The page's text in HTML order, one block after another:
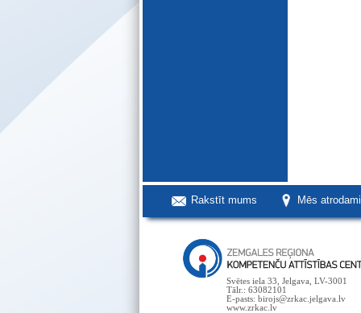
Rakstīt mums Mēs
Svētes iela 33, Jelgava, LV-3001
Tālr.: 63082101
E-pasts: birojs@zrkac.jelgava.lv
www.zrkac.lv